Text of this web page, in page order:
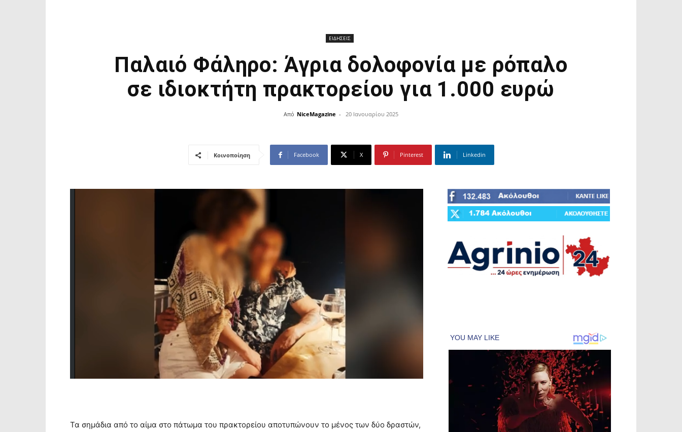
ΕΙΔΗΣΕΙΣ
Παλαιό Φάληρο: Άγρια δολοφονία με ρόπαλο
σε ιδιοκτήτη πρακτορείου για 1.000 ευρώ
Από NiceMagazine - 20 Ιανουαρίου 2025
Κοινοποίηση Facebook X Pinterest Linkedin
Τα σημάδια από το αίμα στο πάτωμα του πρακτορείου αποτυπώνουν το μένος των δύο δραστών,